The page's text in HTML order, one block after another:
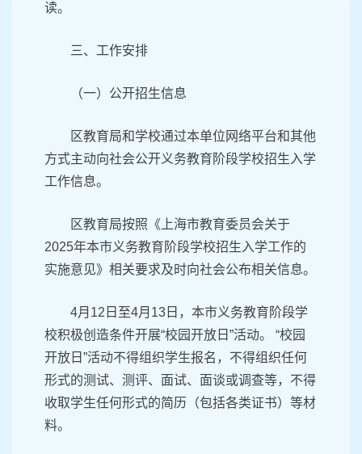
读。
三、工作安排
（一）公开招生信息
区教育局和学校通过本单位网络平台和其他
方式主动向社会公开义务教育阶段学校招生入学
工作信息。
区教育局按照《上海市教育委员会关于
2025年本市义务教育阶段学校招生入学工作的
实施意见》相关要求及时向社会公布相关信息。
4月12日至4月13日，本市义务教育阶段学
校积极创造条件开展“校园开放日”活动。 “校园
开放日”活动不得组织学生报名，不得组织任何
形式的测试、测评、面试、面谈或调查等，不得
收取学生任何形式的简历（包括各类证书）等材
料。